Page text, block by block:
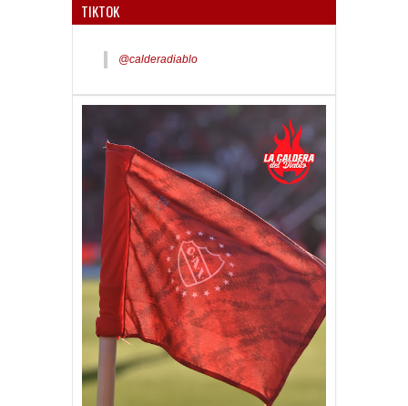
TIKTOK
@calderadiablo